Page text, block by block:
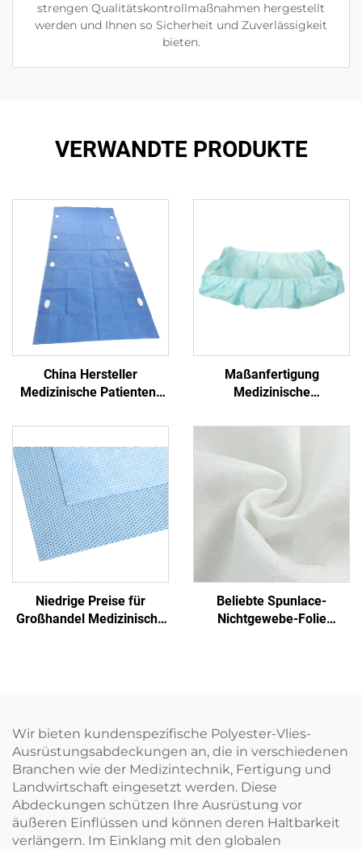
strengen Qualitätskontrollmaßnahmen hergestellt
werden und Ihnen so Sicherheit und Zuverlässigkeit
bieten.
VERWANDTE PRODUKTE
China Hersteller
Medizinische Patienten-
Transfer-Blatt mit Griff
Maßanfertigung
Medizinische
PP+PE Einmalbetttücher
Einmalblaues
Krankenhaus
Einmalbetttuch
Niedrige Preise für
Großhandel Medizinische
Beliebte Spunlace-
Nichtgewebe-Folie
Wir bieten kundenspezifische Polyester-Vlies-
Ausrüstungsabdeckungen an, die in verschiedenen
Branchen wie der Medizintechnik, Fertigung und
Landwirtschaft eingesetzt werden. Diese
Abdeckungen schützen Ihre Ausrüstung vor
äußeren Einflüssen und können deren Haltbarkeit
verlängern. Im Einklang mit den globalen